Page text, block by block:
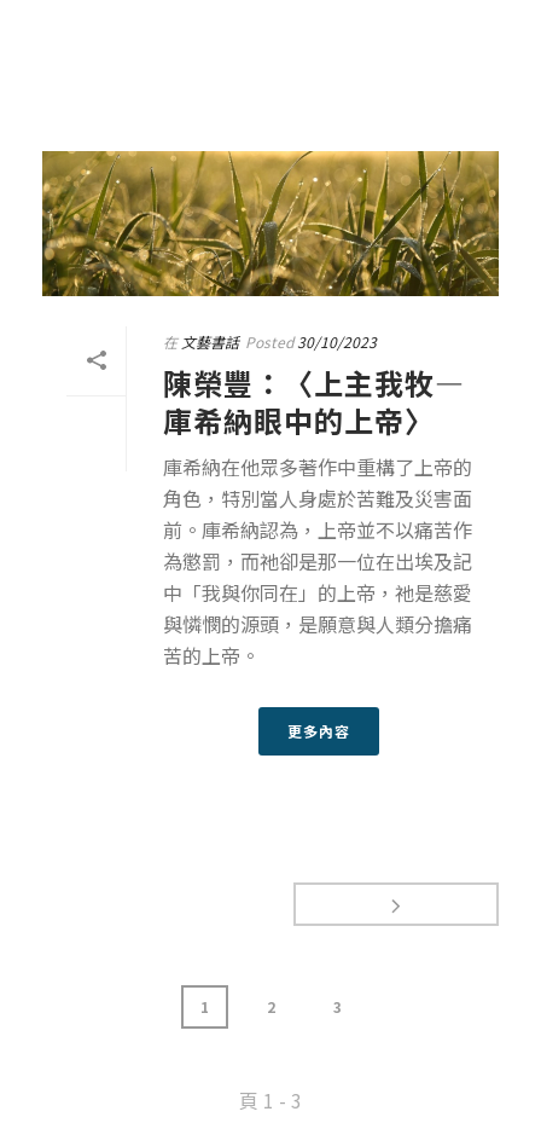
在 文藝書話 Posted 30/10/2023
陳榮豐：〈上主我牧—
庫希納眼中的上帝〉
庫希納在他眾多著作中重構了上帝的
角色，特別當人身處於苦難及災害面
前。庫希納認為，上帝並不以痛苦作
為懲罰，而祂卻是那一位在出埃及記
中「我與你同在」的上帝，祂是慈愛
與憐憫的源頭，是願意與人類分擔痛
苦的上帝。
更多內容
1 2 3
頁 1 - 3